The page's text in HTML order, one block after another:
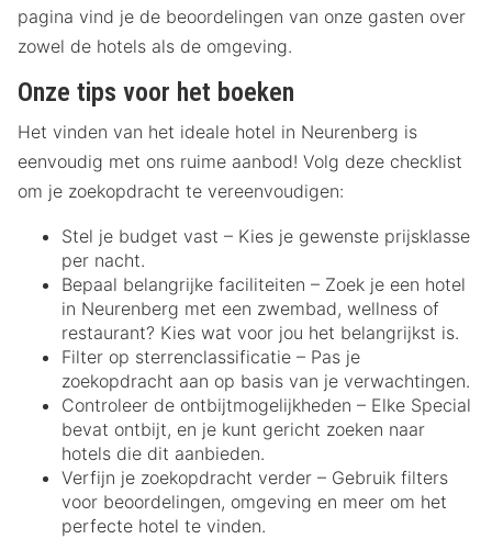
pagina vind je de beoordelingen van onze gasten over
zowel de hotels als de omgeving.
Onze tips voor het boeken
Het vinden van het ideale hotel in Neurenberg is
eenvoudig met ons ruime aanbod! Volg deze checklist
om je zoekopdracht te vereenvoudigen:
Stel je budget vast – Kies je gewenste prijsklasse
per nacht.
Bepaal belangrijke faciliteiten – Zoek je een hotel
in Neurenberg met een zwembad, wellness of
restaurant? Kies wat voor jou het belangrijkst is.
Filter op sterrenclassificatie – Pas je
zoekopdracht aan op basis van je verwachtingen.
Controleer de ontbijtmogelijkheden – Elke Special
bevat ontbijt, en je kunt gericht zoeken naar
hotels die dit aanbieden.
Verfijn je zoekopdracht verder – Gebruik filters
voor beoordelingen, omgeving en meer om het
perfecte hotel te vinden.